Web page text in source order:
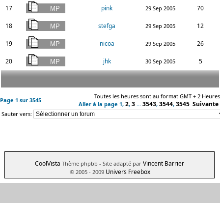
17 pink 29 Sep 2005 70
18 stefga 29 Sep 2005 12
19 nicoa 29 Sep 2005 26
20 jhk 30 Sep 2005 5
Page 1 sur 3545
Toutes les heures sont au format GMT + 2 Heures
Aller à la page 1, 2, 3 ... 3543, 3544, 3545 Suivante
Sauter vers:
CoolVista Thème phpbb - Site adapté par Vincent Barrier
© 2005 - 2009 Univers Freebox